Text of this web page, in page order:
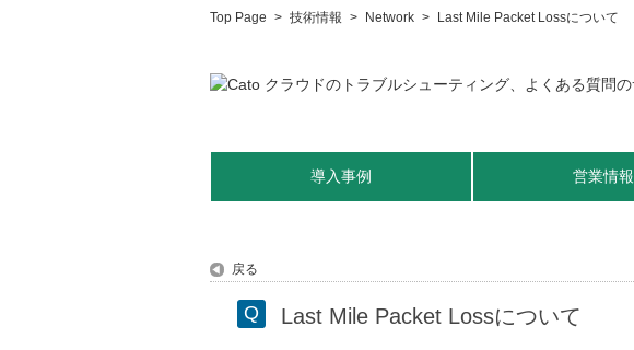
Top Page > 技術情報 > Network > Last Mile Packet Lossについて
導入事例 営業情報
戻る
Last Mile Packet Lossについて